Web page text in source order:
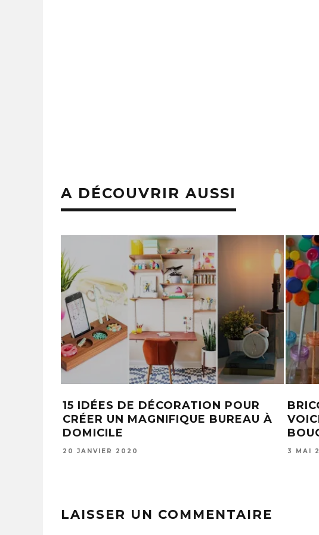
A DÉCOUVRIR AUSSI
AVEC LES ENFANTS:
AVEC DES
COLORÉS!
SON IDÉE DE TABLE
TÊTE ENFLAMME LES
LAISSER UN COMMENTAIRE